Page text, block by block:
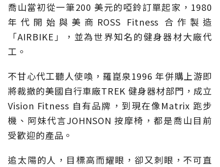
喬山當初從一筆200 美元的啞鈴訂單起家，1980
年代開始與美商ROSS Fitness 合作製造
「AIRBIKE」，並為世界知名的健身器材大廠代
工。
不甘心代工聽人使喚，羅崑泉1996 年併購上游即
將裁撤的美國自行車廠TREK 健身器材部門，成立
Vision Fitness 自有品牌，到現在像Matrix 跑步
機、阿妹代言JOHNSON 按摩椅，都是喬山目前
受歡迎的產品。
追太陽的人，目標高而耀眼，卻又刺眼，不可直